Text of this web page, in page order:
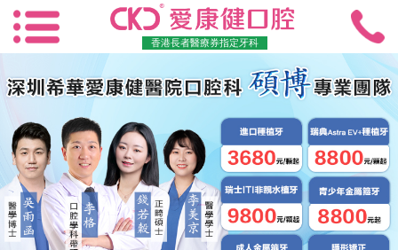
香港長者醫療券指定牙科